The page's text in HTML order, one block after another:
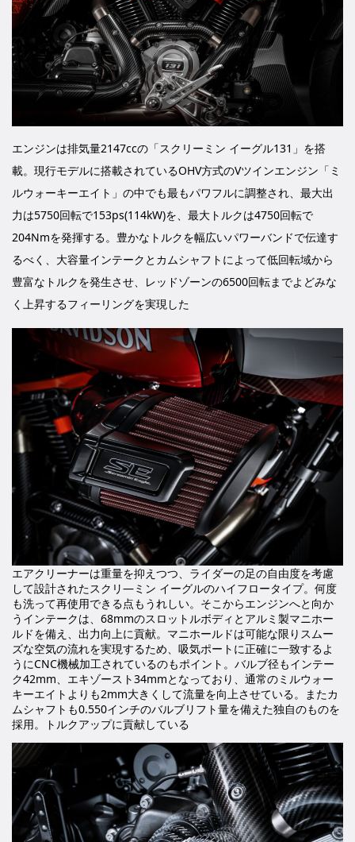
エンジンは排気量2147ccの「スクリーミン イーグル131」を搭
載。現行モデルに搭載されているOHV方式のVツインエンジン「ミ
ルウォーキーエイト」の中でも最もパワフルに調整され、最大出
力は5750回転で153ps(114kW)を、最大トルクは4750回転で
204Nmを発揮する。豊かなトルクを幅広いパワーバンドで伝達す
るべく、大容量インテークとカムシャフトによって低回転域から
豊富なトルクを発生させ、レッドゾーンの6500回転までよどみな
く上昇するフィーリングを実現した
エアクリーナーは重量を抑えつつ、ライダーの足の自由度を考慮
して設計されたスクリ―ミン イーグルのハイフロータイプ。何度
も洗って再使用できる点もうれしい。そこからエンジンへと向か
うインテークは、68mmのスロットルボディとアルミ製マニホー
ルドを備え、出力向上に貢献。マニホールドは可能な限りスムー
ズな空気の流れを実現するため、吸気ポートに正確に一致するよ
うにCNC機械加工されているのもポイント。バルブ径もインテー
ク42mm、エキゾースト34mmとなっており、通常のミルウォー
キーエイトよりも2mm大きくして流量を向上させている。またカ
ムシャフトも0.550インチのバルブリフト量を備えた独自のものを
採用。トルクアップに貢献している